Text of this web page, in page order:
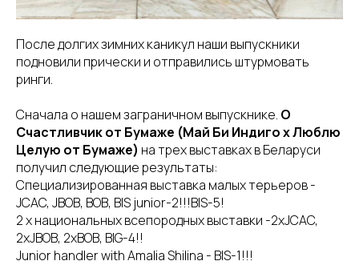
После долгих зимних каникул наши выпускники
подновили прически и отправились штурмовать
ринги.
Сначала о нашем заграничном выпускнике. О
Счастливчик от Бумаже (Май Би Индиго х Люблю
Целую от Бумаже) на трех выставках в Беларуси
получил следующие результаты:
Специализированная выставка малых терьеров -
JCAC, JBOB, BOB, BIS junior-2!!!BIS-5!
2 x национальных всепородных выставки -2xJCAC,
2xJBOB, 2xBOB, BIG-4!!
Junior handler with Amalia Shilina - BIS-1!!!